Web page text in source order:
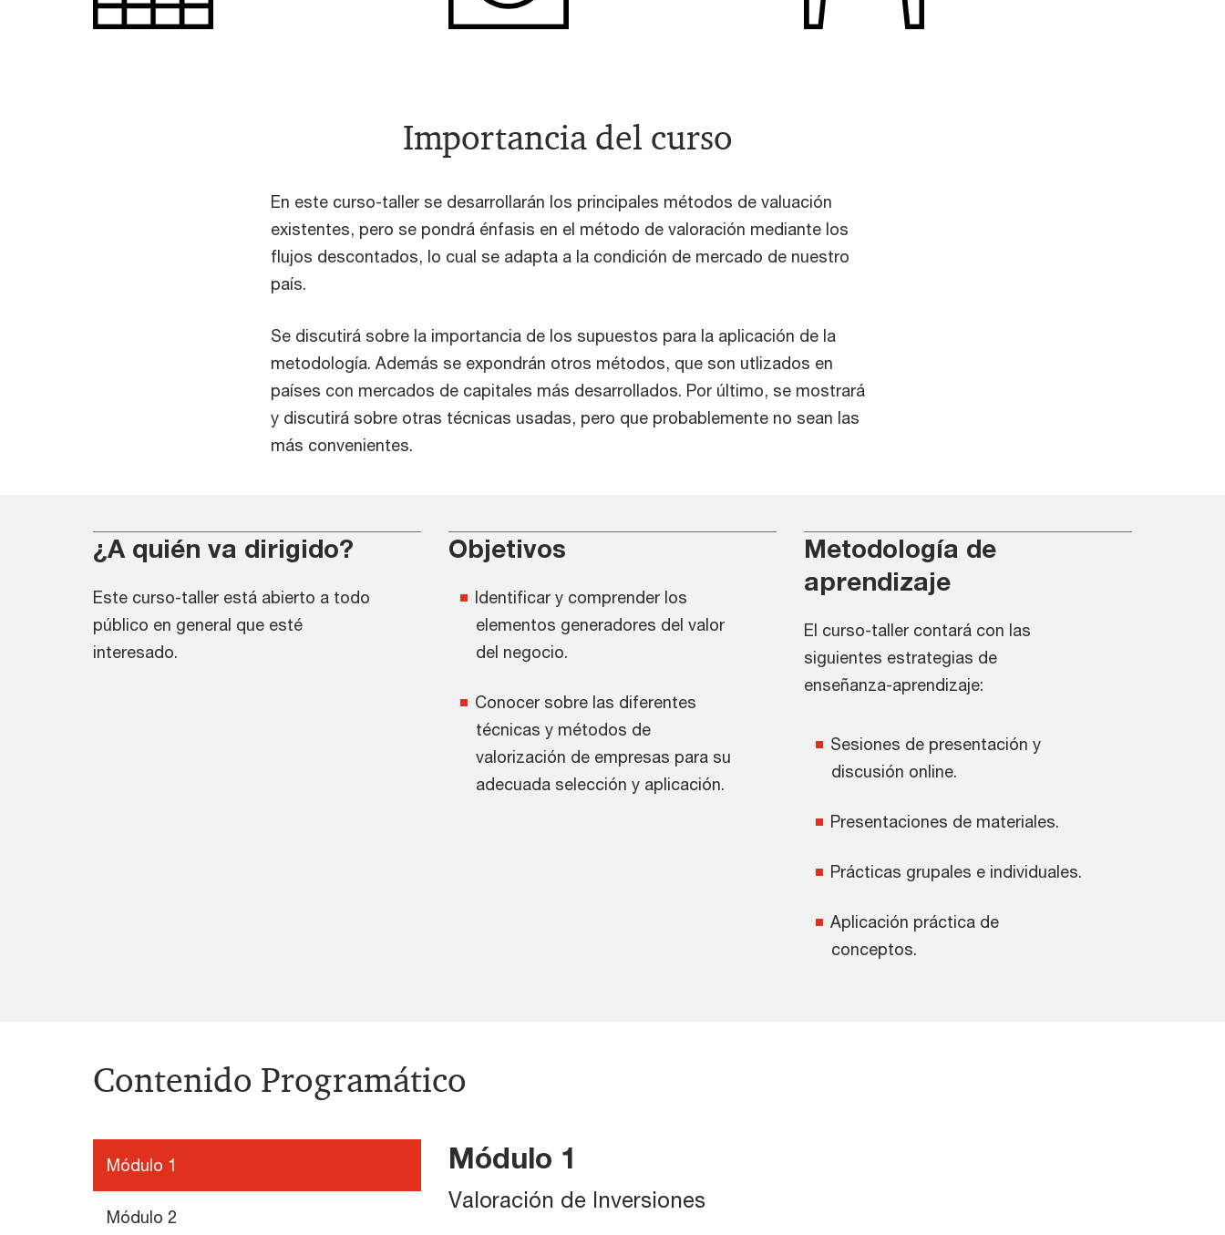
Importancia del curso
En este curso-taller se desarrollarán los principales métodos de valuación
existentes, pero se pondrá énfasis en el método de valoración mediante los
flujos descontados, lo cual se adapta a la condición de mercado de nuestro
país.
Se discutirá sobre la importancia de los supuestos para la aplicación de la
metodología. Además se expondrán otros métodos, que son utlizados en
países con mercados de capitales más desarrollados. Por último, se mostrará
y discutirá sobre otras técnicas usadas, pero que probablemente no sean las
más convenientes.
¿A quién va dirigido?
Este curso-taller está abierto a todo
público en general que esté
interesado.
Objetivos
Identificar y comprender los
elementos generadores del valor
del negocio.
Conocer sobre las diferentes
técnicas y métodos de
valorización de empresas para su
adecuada selección y aplicación.
Metodología de
aprendizaje
El curso-taller contará con las
siguientes estrategias de
enseñanza-aprendizaje:
Sesiones de presentación y
discusión online.
Presentaciones de materiales.
Prácticas grupales e individuales.
Aplicación práctica de
conceptos.
Contenido Programático
Módulo 1
Módulo 2
Módulo 1
Valoración de Inversiones